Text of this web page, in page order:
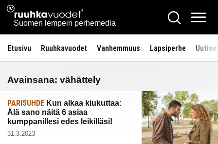
Siirry
sisältöön
Ruuhkavuodet.fi
Suomen lempein perhemedia
Hae
Etusivu Ruuhkavuodet Vanhemmuus Lapsiperhe
Avainsana: vähättely
PARISUHDE Kun alkaa kiukuttaa:
Älä sano näitä 6 asiaa
kumppanillesi edes leikilläsi!
31.3.2023